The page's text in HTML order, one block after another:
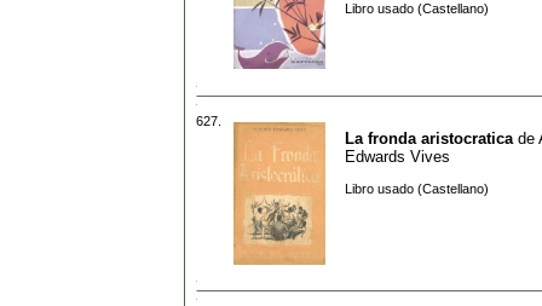
Libro usado (Castellano)
627.
La fronda aristocratica de
Edwards Vives
Libro usado (Castellano)